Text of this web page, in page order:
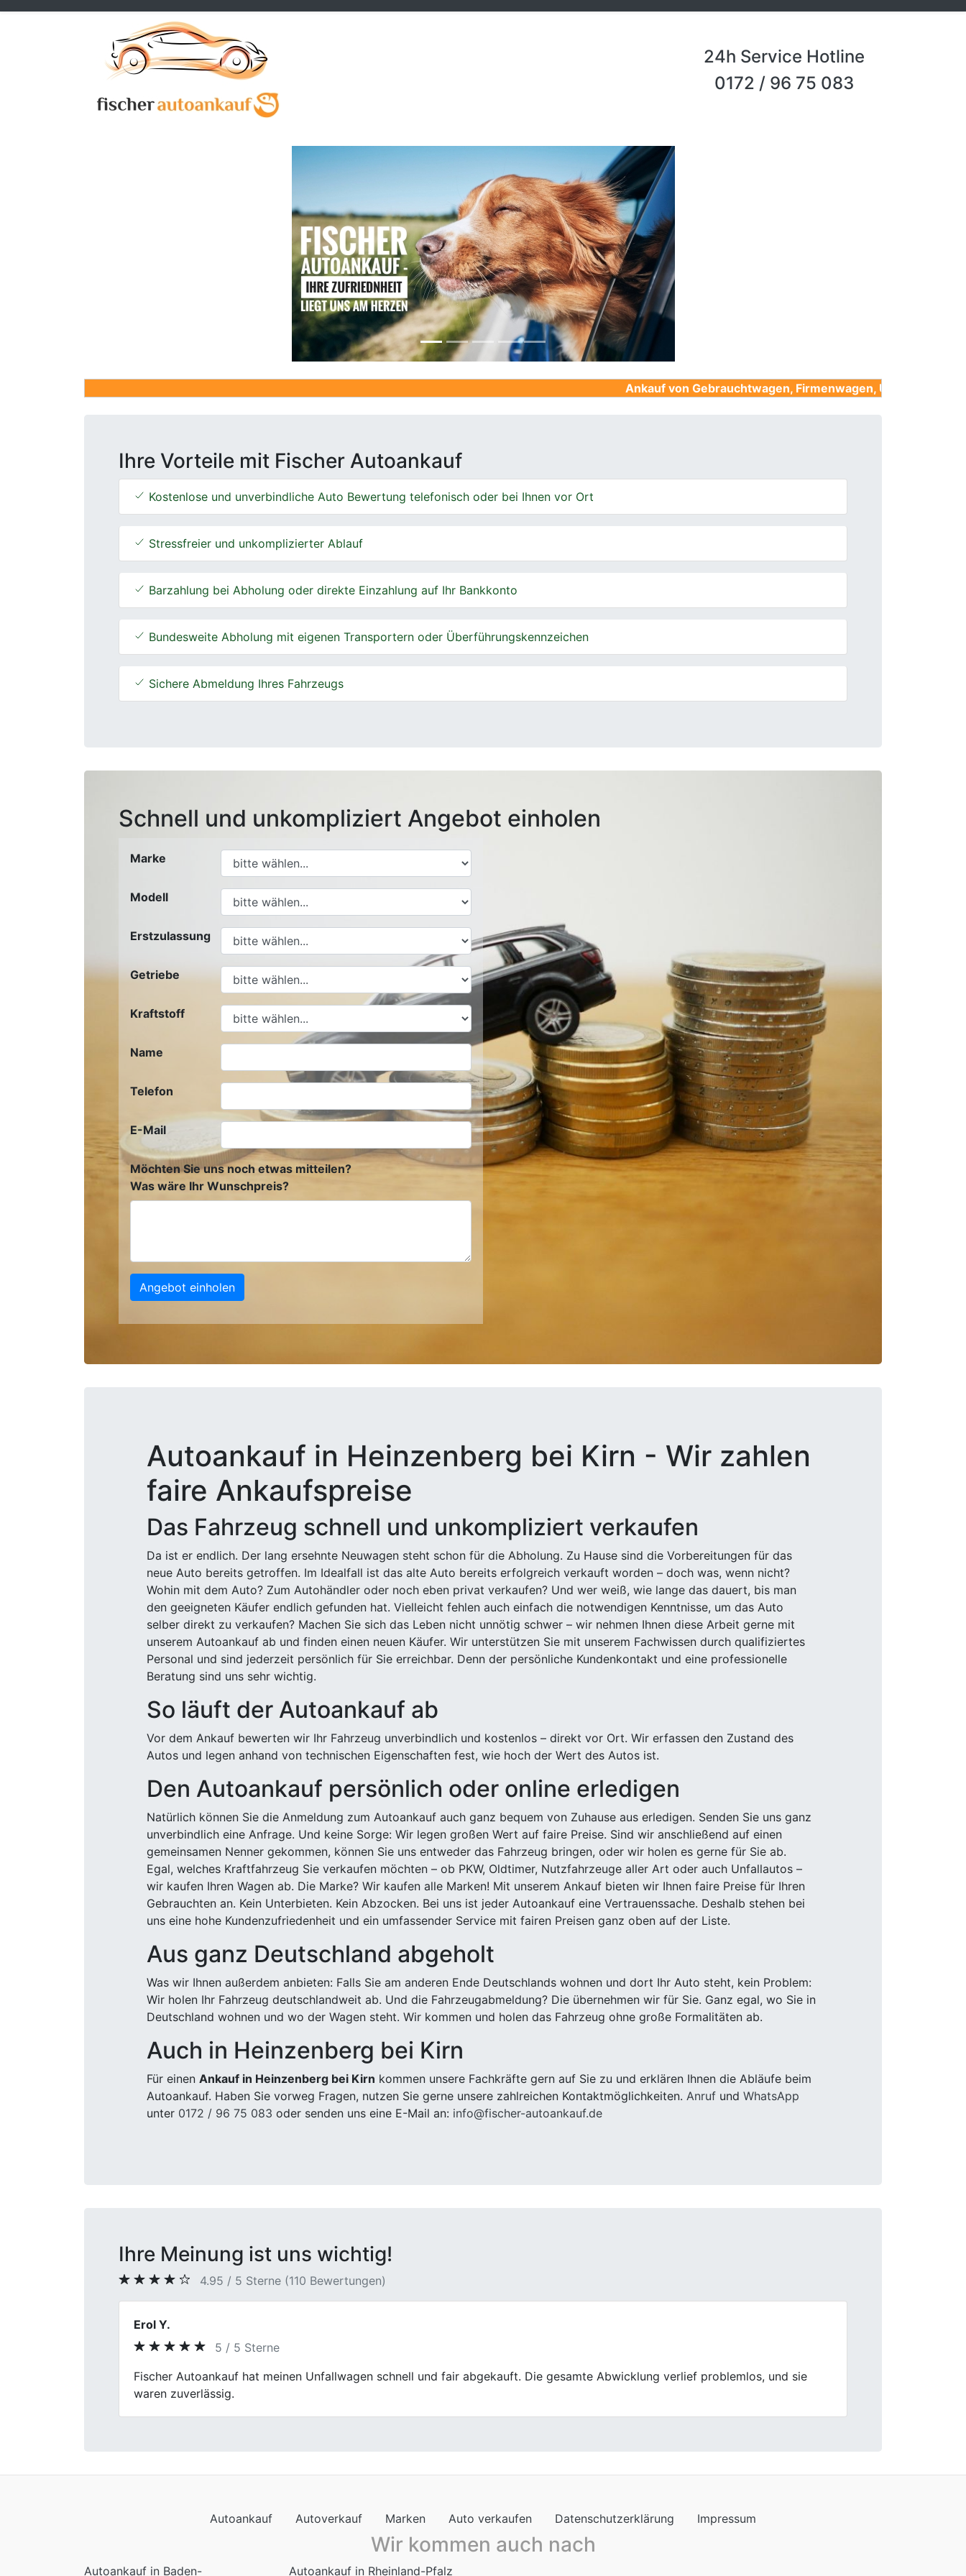
24h Service Hotline
0172 / 96 75 083
Ankauf von Gebrauchtwagen, Firmenwagen, Unfallwagen,
Ihre Vorteile mit Fischer Autoankauf
Kostenlose und unverbindliche Auto Bewertung telefonisch oder bei Ihnen vor Ort
Stressfreier und unkomplizierter Ablauf
Barzahlung bei Abholung oder direkte Einzahlung auf Ihr Bankkonto
Bundesweite Abholung mit eigenen Transportern oder Überführungskennzeichen
Sichere Abmeldung Ihres Fahrzeugs
Schnell und unkompliziert Angebot einholen
Marke
Modell
Erstzulassung
Getriebe
Kraftstoff
Name
Telefon
E-Mail
Möchten Sie uns noch etwas mitteilen?
Was wäre Ihr Wunschpreis?
Angebot einholen
Autoankauf in Heinzenberg bei Kirn - Wir zahlen
faire Ankaufspreise
Das Fahrzeug schnell und unkompliziert verkaufen
Da ist er endlich. Der lang ersehnte Neuwagen steht schon für die Abholung. Zu Hause sind die Vorbereitungen für das
neue Auto bereits getroffen. Im Idealfall ist das alte Auto bereits erfolgreich verkauft worden – doch was, wenn nicht?
Wohin mit dem Auto? Zum Autohändler oder noch eben privat verkaufen? Und wer weiß, wie lange das dauert, bis man
den geeigneten Käufer endlich gefunden hat. Vielleicht fehlen auch einfach die notwendigen Kenntnisse, um das Auto
selber direkt zu verkaufen? Machen Sie sich das Leben nicht unnötig schwer – wir nehmen Ihnen diese Arbeit gerne mit
unserem Autoankauf ab und finden einen neuen Käufer. Wir unterstützen Sie mit unserem Fachwissen durch qualifiziertes
Personal und sind jederzeit persönlich für Sie erreichbar. Denn der persönliche Kundenkontakt und eine professionelle
Beratung sind uns sehr wichtig.
So läuft der Autoankauf ab
Vor dem Ankauf bewerten wir Ihr Fahrzeug unverbindlich und kostenlos – direkt vor Ort. Wir erfassen den Zustand des
Autos und legen anhand von technischen Eigenschaften fest, wie hoch der Wert des Autos ist.
Den Autoankauf persönlich oder online erledigen
Natürlich können Sie die Anmeldung zum Autoankauf auch ganz bequem von Zuhause aus erledigen. Senden Sie uns ganz
unverbindlich eine Anfrage. Und keine Sorge: Wir legen großen Wert auf faire Preise. Sind wir anschließend auf einen
gemeinsamen Nenner gekommen, können Sie uns entweder das Fahrzeug bringen, oder wir holen es gerne für Sie ab.
Egal, welches Kraftfahrzeug Sie verkaufen möchten – ob PKW, Oldtimer, Nutzfahrzeuge aller Art oder auch Unfallautos –
wir kaufen Ihren Wagen ab. Die Marke? Wir kaufen alle Marken! Mit unserem Ankauf bieten wir Ihnen faire Preise für Ihren
Gebrauchten an. Kein Unterbieten. Kein Abzocken. Bei uns ist jeder Autoankauf eine Vertrauenssache. Deshalb stehen bei
uns eine hohe Kundenzufriedenheit und ein umfassender Service mit fairen Preisen ganz oben auf der Liste.
Aus ganz Deutschland abgeholt
Was wir Ihnen außerdem anbieten: Falls Sie am anderen Ende Deutschlands wohnen und dort Ihr Auto steht, kein Problem:
Wir holen Ihr Fahrzeug deutschlandweit ab. Und die Fahrzeugabmeldung? Die übernehmen wir für Sie. Ganz egal, wo Sie in
Deutschland wohnen und wo der Wagen steht. Wir kommen und holen das Fahrzeug ohne große Formalitäten ab.
Auch in Heinzenberg bei Kirn
Für einen Ankauf in Heinzenberg bei Kirn kommen unsere Fachkräfte gern auf Sie zu und erklären Ihnen die Abläufe beim
Autoankauf. Haben Sie vorweg Fragen, nutzen Sie gerne unsere zahlreichen Kontaktmöglichkeiten. Anruf und WhatsApp
unter 0172 / 96 75 083 oder senden uns eine E-Mail an: info@fischer-autoankauf.de
Ihre Meinung ist uns wichtig!
4.95 / 5 Sterne (110 Bewertungen)
Stefan G.
5 / 5 Sterne
Der Verkauf lief unaufgeregt und sauber ab. Genau das war mir wichtig.
Wir kommen auch nach
Württemberg
Autoankauf in Rheinland-Pfalz